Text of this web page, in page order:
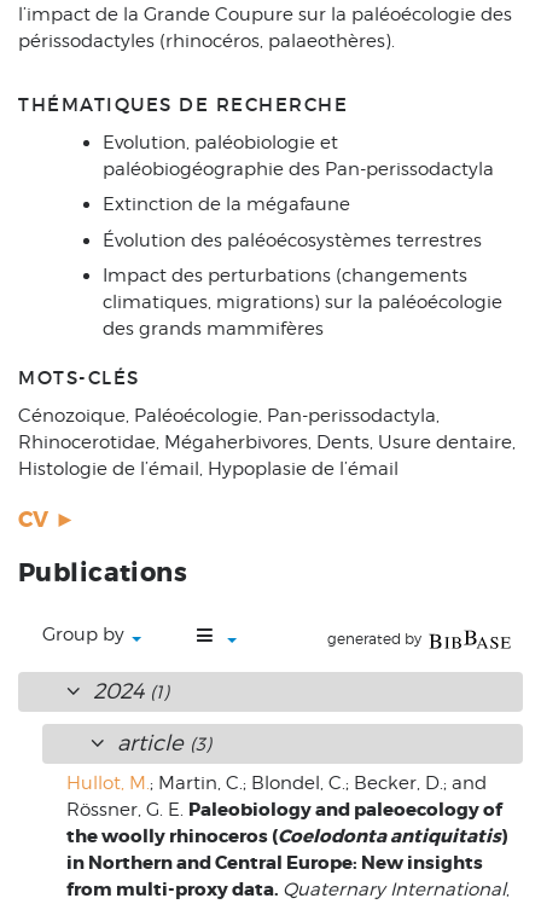
l’impact de la Grande Coupure sur la paléoécologie des
périssodactyles (rhinocéros, palaeothères).
THÉMATIQUES DE RECHERCHE
Evolution, paléobiologie et
paléobiogéographie des Pan-perissodactyla
Extinction de la mégafaune
Évolution des paléoécosystèmes terrestres
Impact des perturbations (changements
climatiques, migrations) sur la paléoécologie
des grands mammifères
MOTS-CLÉS
Cénozoique, Paléoécologie, Pan-perissodactyla,
Rhinocerotidae, Mégaherbivores, Dents, Usure dentaire,
Histologie de l’émail, Hypoplasie de l’émail
CV ►
Publications
generated by
Group by
2024 (1)
article (3)
Hullot, M.; Martin, C.; Blondel, C.; Becker, D.; and
Rössner, G. E. Paleobiology and paleoecology of
the woolly rhinoceros (Coelodonta antiquitatis)
in Northern and Central Europe: New insights
from multi-proxy data. Quaternary International,